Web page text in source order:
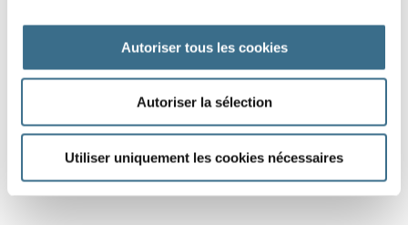
Autoriser tous les cookies
Autoriser la sélection
Utiliser uniquement les cookies nécessaires